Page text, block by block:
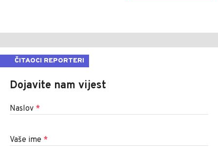
ČITAOCI REPORTERI
Dojavite nam vijest
Naslov *
Vaše ime *